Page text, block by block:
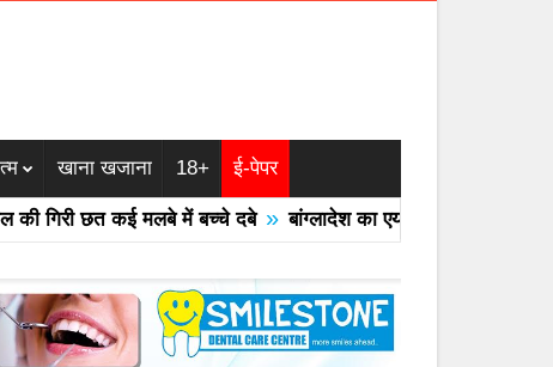
खाना खजाना 18+ ई-पेपर
छत कई मलबे में बच्चे दबे » बांग्लादेश का एयरफोर्स का F -7 ट्रेनर